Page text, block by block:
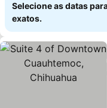
Selecione as datas
exatos.